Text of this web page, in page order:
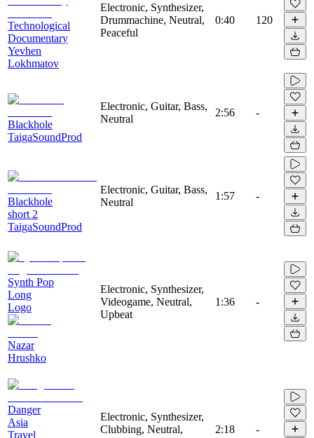
Technological
Documentary
Yevhen
Lokhmatov
Electronic, Synthesizer,
Drummachine, Neutral,
Peaceful
0:40 120
Blackhole
TaigaSoundProd
Electronic, Guitar, Bass,
Neutral
2:56 -
Blackhole
short 2
TaigaSoundProd
Electronic, Guitar, Bass,
Neutral
1:57 -
Synth Pop
Long
Logo
Nazar
Hrushko
Electronic, Synthesizer,
Videogame, Neutral,
Upbeat
1:36 -
Danger
Asia
Travel
Electronic, Synthesizer,
Clubbing, Neutral,
2:18 -